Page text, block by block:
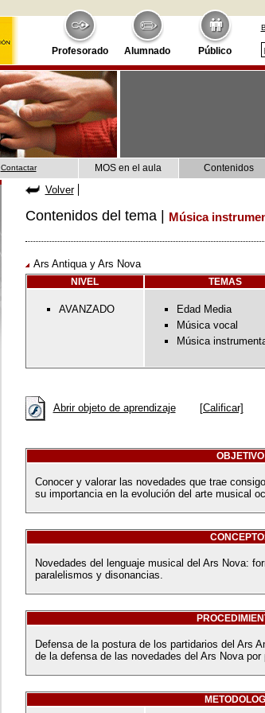
Profesorado Alumnado Público
Contactar MOS en el aula Contenidos
Volver
Contenidos del tema | Música
Ars Antiqua y Ars Nova
NIVEL TEMAS
AVANZADO
Edad Media
Música vocal
Música
Abrir objeto de aprendizaje [Calificar]
OBJETIVO
Conocer y valorar las novedades que trae
su importancia en la evolución del arte musical
Novedades del lenguaje musical del Ars Nova:
paralelismos y disonancias.
Defensa de la postura de los partidarios del Ars
de la defensa de las novedades del Ars Nova por